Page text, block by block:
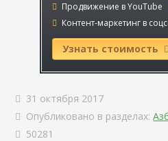
Продвижение в YouTube
Контент-маркетинг в
Узнать стоимость
31 октября 2017
Опубликовано в разделах:
50281